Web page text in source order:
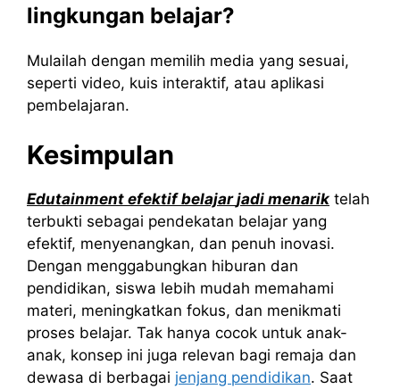
lingkungan belajar?
Mulailah dengan memilih media yang sesuai,
seperti video, kuis interaktif, atau aplikasi
pembelajaran.
Kesimpulan
Edutainment efektif belajar jadi menarik telah
terbukti sebagai pendekatan belajar yang
efektif, menyenangkan, dan penuh inovasi.
Dengan menggabungkan hiburan dan
pendidikan, siswa lebih mudah memahami
materi, meningkatkan fokus, dan menikmati
proses belajar. Tak hanya cocok untuk anak-
anak, konsep ini juga relevan bagi remaja dan
dewasa di berbagai jenjang pendidikan. Saat